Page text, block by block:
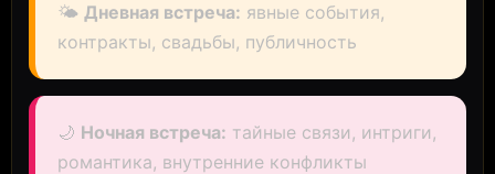
🌤️ Дневная встреча: явные события,
контракты, свадьбы, публичность
🌙 Ночная встреча: тайные связи, интриги,
романтика, внутренние конфликты